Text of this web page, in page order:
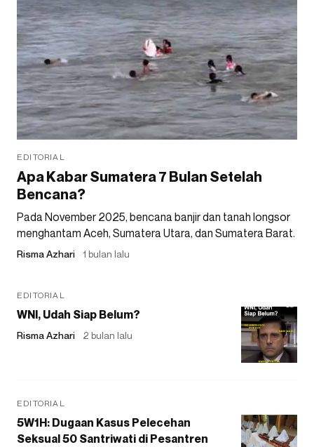
EDITORIAL
Apa Kabar Sumatera 7 Bulan Setelah
Bencana?
Pada November 2025, bencana banjir dan tanah longsor
menghantam Aceh, Sumatera Utara, dan Sumatera Barat.
Risma Azhari 1 bulan lalu
EDITORIAL
WNI, Udah Siap Belum?
Risma Azhari 2 bulan lalu
EDITORIAL
5W1H: Dugaan Kasus Pelecehan
Seksual 50 Santriwati di Pesantren